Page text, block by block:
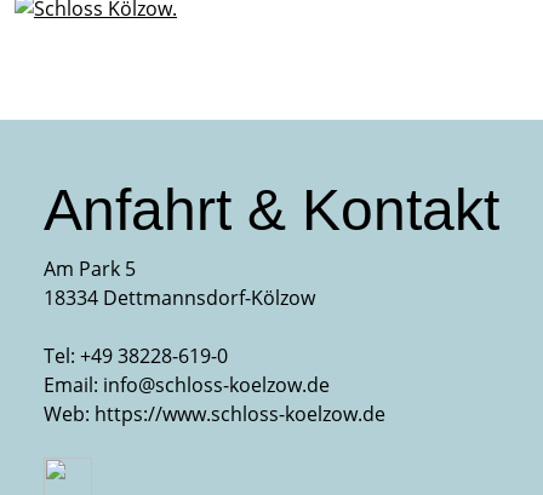
Anfahrt & Kontakt
Am Park 5
18334 Dettmannsdorf-Kölzow
Tel: +49 38228-619-0
Email: info@schloss-koelzow.de
Web: https://www.schloss-koelzow.de